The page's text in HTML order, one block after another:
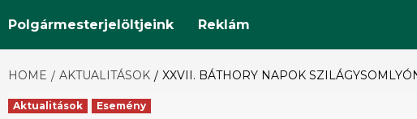
Szó
Polgármesterjelöltjeink Reklám
HOME AKTUALITÁSOK XXVII. BÁTHORY NAPOK
Aktualitások Esemény